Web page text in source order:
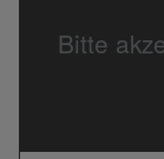
Bitte